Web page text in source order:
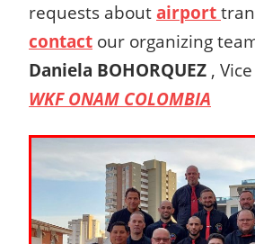
requests about airport
contact our organizing
Daniela BOHORQUEZ ,
WKF ONAM COLOMBIA